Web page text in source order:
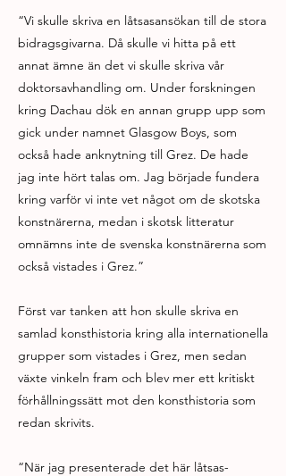
“Vi skulle skriva en låtsasansökan till de stora
bidragsgivarna. Då skulle vi hitta på ett
annat ämne än det vi skulle skriva vår
doktorsavhandling om. Under forskningen
kring Dachau dök en annan grupp upp som
gick under namnet Glasgow Boys, som
också hade anknytning till Grez. De hade
jag inte hört talas om. Jag började fundera
kring varför vi inte vet något om de skotska
konstnärerna, medan i skotsk litteratur
omnämns inte de svenska konstnärerna som
också vistades i Grez.”
Först var tanken att hon skulle skriva en
samlad konsthistoria kring alla internationella
grupper som vistades i Grez, men sedan
växte vinkeln fram och blev mer ett kritiskt
förhållningssätt mot den konsthistoria som
redan skrivits.
“När jag presenterade det här låtsas-